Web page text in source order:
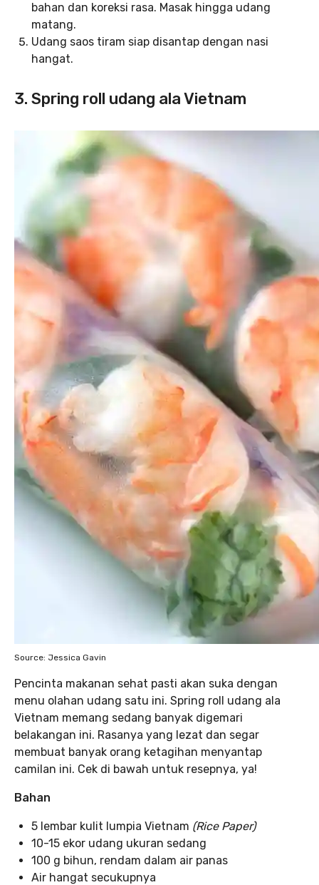
bahan dan koreksi rasa. Masak hingga udang
matang.
Udang saos tiram siap disantap dengan nasi
hangat.
3. Spring roll udang ala Vietnam
Source: Jessica Gavin
Pencinta makanan sehat pasti akan suka dengan
menu olahan udang satu ini. Spring roll udang ala
Vietnam memang sedang banyak digemari
belakangan ini. Rasanya yang lezat dan segar
membuat banyak orang ketagihan menyantap
camilan ini. Cek di bawah untuk resepnya, ya!
Bahan
5 lembar kulit lumpia Vietnam (Rice Paper)
10-15 ekor udang ukuran sedang
100 g bihun, rendam dalam air panas
Air hangat secukupnya